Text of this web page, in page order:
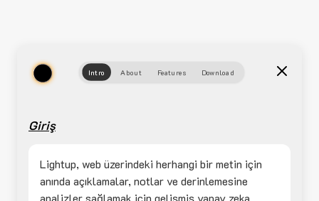
Intro About Features Download
Giriş
Lightup, web üzerindeki herhangi bir metin için
anında açıklamalar, notlar ve derinlemesine
analizler sağlamak için gelişmiş yapay zeka